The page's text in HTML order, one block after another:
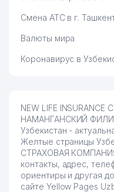
Смена АТС в г.
Валюты мира
Коронавирус в
NEW LIFE
НАМАНГАНСКИЙ
Узбекистан -
Желтые страницы
СТРАХОВАЯ
контакты, адрес,
ориентиры и другая
сайте Yellow Pages